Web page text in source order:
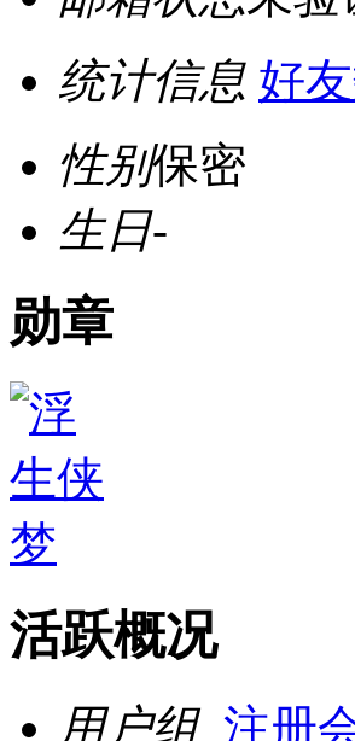
统计信息 好
性别保密
生日-
勋章
活跃概况
用户组 注册